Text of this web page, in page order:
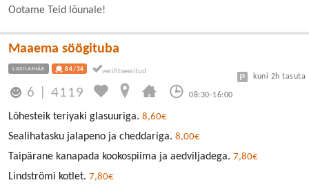
Ootame Teid lõunale!
Maaema söögituba
LASNAMÄE 84/34
6 |4119 08:30-16:00
kuni 2h tasuta
Lõhesteik teriyaki glasuuriga. 8,60€
Sealihatasku jalapeno ja cheddariga. 8,00€
Taipärane kanapada kookospiima ja aedviljadega. 7,80€
Lindströmi kotlet. 7,80€